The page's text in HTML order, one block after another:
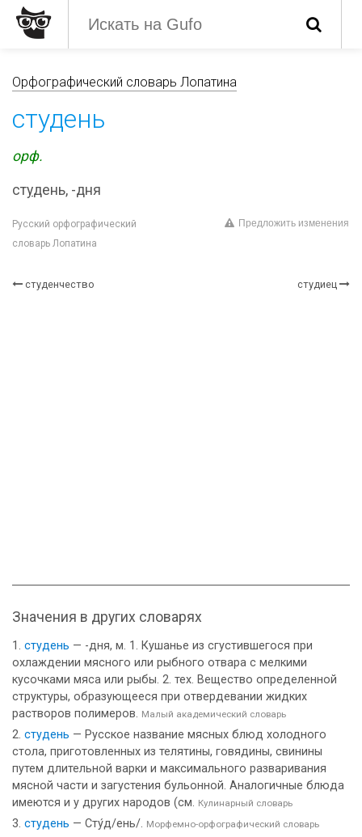
Орфографический словарь Лопатина
студень
орф.
студень, -дня
Русский орфографический
словарь Лопатина
Предложить изменения
студенчество студиец
Значения в других словарях
студень — -дня, м. 1. Кушанье из сгустившегося при
охлаждении мясного или рыбного отвара с мелкими
кусочками мяса или рыбы. 2. тех. Вещество определенной
структуры, образующееся при отвердевании жидких
растворов полимеров. Малый академический словарь
студень — Русское название мясных блюд холодного
стола, приготовленных из телятины, говядины, свинины
путем длительной варки и максимального разваривания
мясной части и загустения бульонной. Аналогичные блюда
имеются и у других народов (см. Кулинарный словарь
студень — Сту́д/ень/. Морфемно-орфографический словарь